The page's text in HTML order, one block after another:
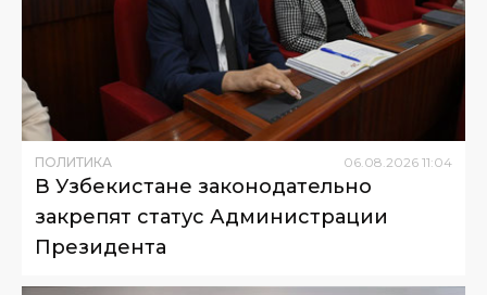
ПОЛИТИКА 06.08.2026 11:04
В Узбекистане законодательно
закрепят статус Администрации
Президента